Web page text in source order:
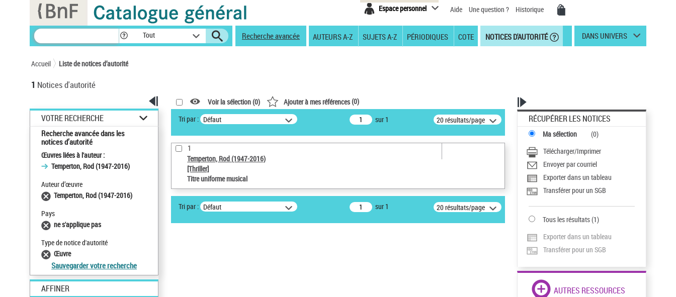
Espace personnel Aide Une question ? Historique
Tout Recherche avancée AUTEURS A-Z SUJETS A-Z PÉRIODIQUES COTE NOTICES D'AUTORITÉ DANS UNIVERS
Accueil Liste de notices d’autorité
1 Notices d'autorité
VOTRE RECHERCHE
Recherche avancée dans les
notices d’autorité
Œuvres liées à l'auteur :
Temperton, Rod (1947-2016)
Auteur d’œuvre
Temperton, Rod (1947-2016)
Pays
ne s'applique pas
Type de notice d'autorité
Œuvre
Sauvegarder votre recherche
AFFINER
Voir la sélection (0) Ajouter à mes références(0)
Tri par : Défaut sur 1 20 résultats/page
1
Temperton, Rod (1947-2016)
[Thriller]
Titre uniforme musical
Tri par : Défaut sur 1 20 résultats/page
RÉCUPÉRER LES NOTICES
Ma sélection (0)
Télécharger/Imprimer
Envoyer par courriel
Exporter dans un tableau
Transférer pour un SGB
Tous les résultats(1)
Exporter dans un tableau
Transférer pour un SGB
AUTRES RESSOURCES
Panneau de gestion des cookies